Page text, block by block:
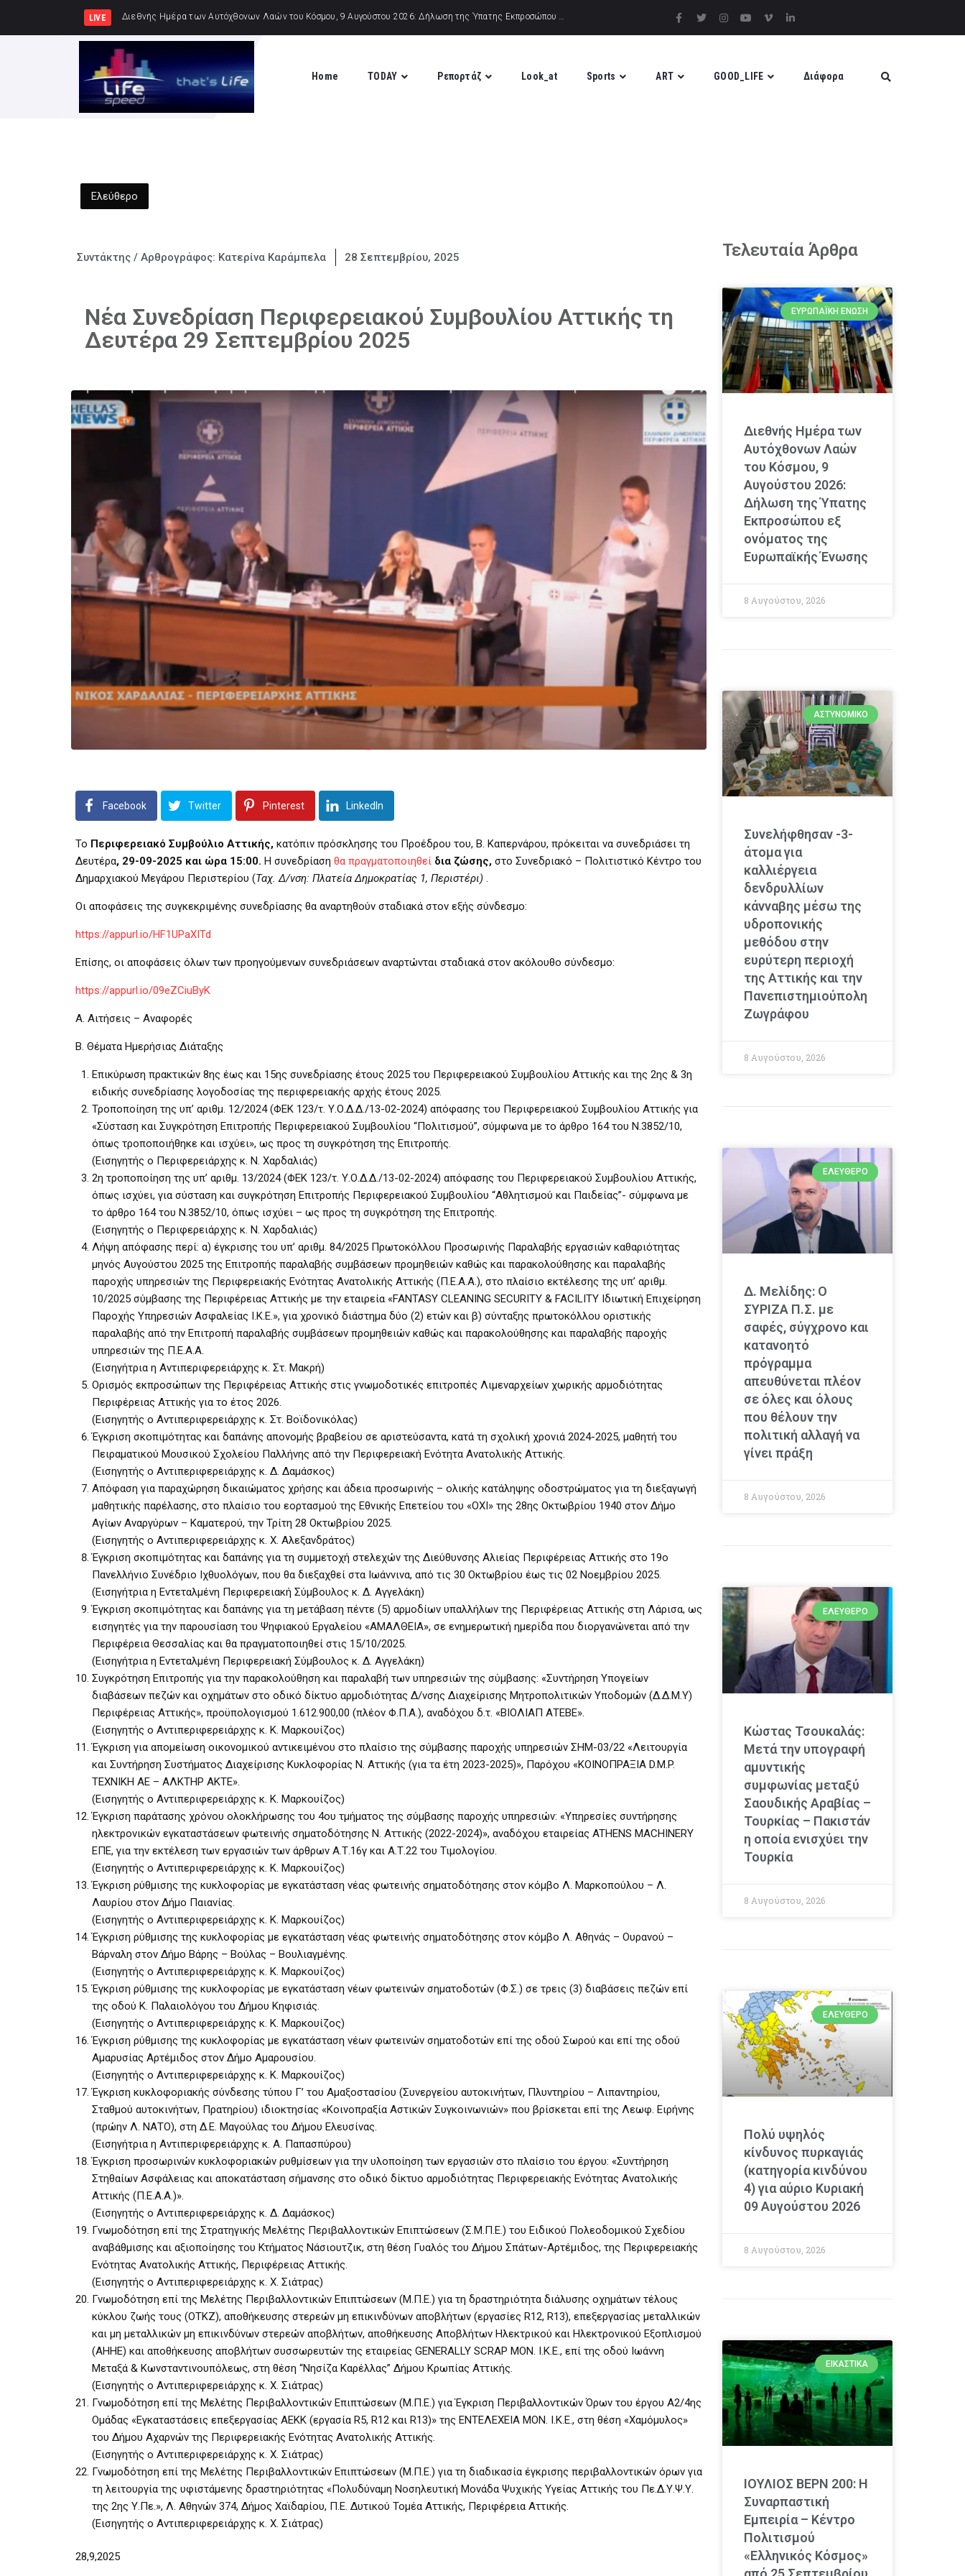
LIVE Συνελήφθησαν -3- άτομα για κ
Home TODAY Ρεπορτάζ Look_at Sports ART GOOD_LIFE Διάφορα
Ελεύθερο
Συντάκτης / Αρθρογράφος: Κατερίνα Καράμπελα 28 Σεπτεμβρίου, 2025
Νέα Συνεδρίαση Περιφερειακού Συμβουλίου Αττικής τη
Δευτέρα 29 Σεπτεμβρίου 2025
Facebook Twitter Pinterest LinkedIn
Το Περιφερειακό Συμβούλιο Αττικής, κατόπιν πρόσκλησης του Προέδρου του, Β. Καπερνάρου, πρόκειται να συνεδριάσει τη
Δευτέρα, 29-09-2025 και ώρα 15:00. Η συνεδρίαση θα πραγματοποιηθεί δια ζώσης, στο Συνεδριακό – Πολιτιστικό Κέντρο του
Δημαρχιακού Μεγάρου Περιστερίου (Ταχ. Δ/νση: Πλατεία Δημοκρατίας 1, Περιστέρι) .
Οι αποφάσεις της συγκεκριμένης συνεδρίασης θα αναρτηθούν σταδιακά στον εξής σύνδεσμο:
https://appurl.io/HF1UPaXITd
Επίσης, οι αποφάσεις όλων των προηγούμενων συνεδριάσεων αναρτώνται σταδιακά στον ακόλουθο σύνδεσμο:
https://appurl.io/09eZCiuByK
Α. Αιτήσεις – Αναφορές
Β. Θέματα Ημερήσιας Διάταξης
Επικύρωση πρακτικών 8ης έως και 15ης συνεδρίασης έτους 2025 του Περιφερειακού Συμβουλίου Αττικής και της 2ης & 3η
ειδικής συνεδρίασης λογοδοσίας της περιφερειακής αρχής έτους 2025.
Τροποποίηση της υπ’ αριθμ. 12/2024 (ΦΕΚ 123/τ. Υ.Ο.Δ.Δ./13-02-2024) απόφασης του Περιφερειακού Συμβουλίου Αττικής για
«Σύσταση και Συγκρότηση Επιτροπής Περιφερειακού Συμβουλίου “Πολιτισμού”, σύμφωνα με το άρθρο 164 του Ν.3852/10,
όπως τροποποιήθηκε και ισχύει», ως προς τη συγκρότηση της Επιτροπής.
(Εισηγητής ο Περιφερειάρχης κ. Ν. Χαρδαλιάς)
2η τροποποίηση της υπ’ αριθμ. 13/2024 (ΦΕΚ 123/τ. Υ.Ο.Δ.Δ./13-02-2024) απόφασης του Περιφερειακού Συμβουλίου Αττικής,
όπως ισχύει, για σύσταση και συγκρότηση Επιτροπής Περιφερειακού Συμβουλίου “Αθλητισμού και Παιδείας”- σύμφωνα με
το άρθρο 164 του Ν.3852/10, όπως ισχύει – ως προς τη συγκρότηση της Επιτροπής.
(Εισηγητής ο Περιφερειάρχης κ. Ν. Χαρδαλιάς)
Λήψη απόφασης περί: α) έγκρισης του υπ’ αριθμ. 84/2025 Πρωτοκόλλου Προσωρινής Παραλαβής εργασιών καθαριότητας
μηνός Αυγούστου 2025 της Επιτροπής παραλαβής συμβάσεων προμηθειών καθώς και παρακολούθησης και παραλαβής
παροχής υπηρεσιών της Περιφερειακής Ενότητας Ανατολικής Αττικής (Π.Ε.Α.Α.), στο πλαίσιο εκτέλεσης της υπ’ αριθμ.
10/2025 σύμβασης της Περιφέρειας Αττικής με την εταιρεία «FANTASY CLEANING SECURITY & FACILITY Ιδιωτική Επιχείρηση
Παροχής Υπηρεσιών Ασφαλείας I.K.E.», για χρονικό διάστημα δύο (2) ετών και β) σύνταξης πρωτοκόλλου οριστικής
παραλαβής από την Επιτροπή παραλαβής συμβάσεων προμηθειών καθώς και παρακολούθησης και παραλαβής παροχής
υπηρεσιών της Π.Ε.Α.Α.
(Εισηγήτρια η Αντιπεριφερειάρχης κ. Στ. Μακρή)
Ορισμός εκπροσώπων της Περιφέρειας Αττικής στις γνωμοδοτικές επιτροπές Λιμεναρχείων χωρικής αρμοδιότητας
Περιφέρειας Αττικής για το έτος 2026.
(Εισηγητής ο Αντιπεριφερειάρχης κ. Στ. Βοϊδονικόλας)
Έγκριση σκοπιμότητας και δαπάνης απονομής βραβείου σε αριστεύσαντα, κατά τη σχολική χρονιά 2024-2025, μαθητή του
Πειραματικού Μουσικού Σχολείου Παλλήνης από την Περιφερειακή Ενότητα Ανατολικής Αττικής.
(Εισηγητής ο Αντιπεριφερειάρχης κ. Δ. Δαμάσκος)
Απόφαση για παραχώρηση δικαιώματος χρήσης και άδεια προσωρινής – ολικής κατάληψης οδοστρώματος για τη διεξαγωγή
μαθητικής παρέλασης, στο πλαίσιο του εορτασμού της Εθνικής Επετείου του «ΟΧΙ» της 28ης Οκτωβρίου 1940 στον Δήμο
Αγίων Αναργύρων – Καματερού, την Τρίτη 28 Οκτωβρίου 2025.
(Εισηγητής ο Αντιπεριφερειάρχης κ. Χ. Αλεξανδράτος)
Έγκριση σκοπιμότητας και δαπάνης για τη συμμετοχή στελεχών της Διεύθυνσης Αλιείας Περιφέρειας Αττικής στο 19ο
Πανελλήνιο Συνέδριο Ιχθυολόγων, που θα διεξαχθεί στα Ιωάννινα, από τις 30 Οκτωβρίου έως τις 02 Νοεμβρίου 2025.
(Εισηγήτρια η Εντεταλμένη Περιφερειακή Σύμβουλος κ. Δ. Αγγελάκη)
Έγκριση σκοπιμότητας και δαπάνης για τη μετάβαση πέντε (5) αρμοδίων υπαλλήλων της Περιφέρειας Αττικής στη Λάρισα, ως
εισηγητές για την παρουσίαση του Ψηφιακού Εργαλείου «ΑΜΑΛΘΕΙΑ», σε ενημερωτική ημερίδα που διοργανώνεται από την
Περιφέρεια Θεσσαλίας και θα πραγματοποιηθεί στις 15/10/2025.
(Εισηγήτρια η Εντεταλμένη Περιφερειακή Σύμβουλος κ. Δ. Αγγελάκη)
Συγκρότηση Επιτροπής για την παρακολούθηση και παραλαβή των υπηρεσιών της σύμβασης: «Συντήρηση Υπογείων
διαβάσεων πεζών και οχημάτων στο οδικό δίκτυο αρμοδιότητας Δ/νσης Διαχείρισης Μητροπολιτικών Υποδομών (Δ.Δ.Μ.Υ)
Περιφέρειας Αττικής», προϋπολογισμού 1.612.900,00 (πλέον Φ.Π.Α.), αναδόχου δ.τ. «ΒΙΟΛΙΑΠ ΑΤΕΒΕ».
(Εισηγητής ο Αντιπεριφερειάρχης κ. Κ. Μαρκουίζος)
Έγκριση για απομείωση οικονομικού αντικειμένου στο πλαίσιο της σύμβασης παροχής υπηρεσιών ΣΗΜ-03/22 «Λειτουργία
και Συντήρηση Συστήματος Διαχείρισης Κυκλοφορίας Ν. Αττικής (για τα έτη 2023-2025)», Παρόχου «ΚΟΙΝΟΠΡΑΞΙΑ D.M.P.
ΤΕΧΝΙΚΗ ΑΕ – ΑΛΚΤΗΡ ΑΚΤΕ».
(Εισηγητής ο Αντιπεριφερειάρχης κ. Κ. Μαρκουίζος)
Έγκριση παράτασης χρόνου ολοκλήρωσης του 4ου τμήματος της σύμβασης παροχής υπηρεσιών: «Υπηρεσίες συντήρησης
ηλεκτρονικών εγκαταστάσεων φωτεινής σηματοδότησης Ν. Αττικής (2022-2024)», αναδόχου εταιρείας ATHENS MACHINERY
ΕΠΕ, για την εκτέλεση των εργασιών των άρθρων Α.Τ.16γ και Α.Τ.22 του Τιμολογίου.
(Εισηγητής ο Αντιπεριφερειάρχης κ. Κ. Μαρκουίζος)
Έγκριση ρύθμισης της κυκλοφορίας με εγκατάσταση νέας φωτεινής σηματοδότησης στον κόμβο Λ. Μαρκοπούλου – Λ.
Λαυρίου στον Δήμο Παιανίας.
(Εισηγητής ο Αντιπεριφερειάρχης κ. Κ. Μαρκουίζος)
Έγκριση ρύθμισης της κυκλοφορίας με εγκατάσταση νέας φωτεινής σηματοδότησης στον κόμβο Λ. Αθηνάς – Ουρανού –
Βάρναλη στον Δήμο Βάρης – Βούλας – Βουλιαγμένης.
(Εισηγητής ο Αντιπεριφερειάρχης κ. Κ. Μαρκουίζος)
Έγκριση ρύθμισης της κυκλοφορίας με εγκατάσταση νέων φωτεινών σηματοδοτών (Φ.Σ.) σε τρεις (3) διαβάσεις πεζών επί
της οδού Κ. Παλαιολόγου του Δήμου Κηφισιάς.
(Εισηγητής ο Αντιπεριφερειάρχης κ. Κ. Μαρκουίζος)
Έγκριση ρύθμισης της κυκλοφορίας με εγκατάσταση νέων φωτεινών σηματοδοτών επί της οδού Σωρού και επί της οδού
Αμαρυσίας Αρτέμιδος στον Δήμο Αμαρουσίου.
(Εισηγητής ο Αντιπεριφερειάρχης κ. Κ. Μαρκουίζος)
Έγκριση κυκλοφοριακής σύνδεσης τύπου Γ’ του Αμαξοστασίου (Συνεργείου αυτοκινήτων, Πλυντηρίου – Λιπαντηρίου,
Σταθμού αυτοκινήτων, Πρατηρίου) ιδιοκτησίας «Κοινοπραξία Αστικών Συγκοινωνιών» που βρίσκεται επί της Λεωφ. Ειρήνης
(πρώην Λ. ΝΑΤΟ), στη Δ.Ε. Μαγούλας του Δήμου Ελευσίνας.
(Εισηγήτρια η Αντιπεριφερειάρχης κ. Α. Παπασπύρου)
Έγκριση προσωρινών κυκλοφοριακών ρυθμίσεων για την υλοποίηση των εργασιών στο πλαίσιο του έργου: «Συντήρηση
Στηθαίων Ασφάλειας και αποκατάσταση σήμανσης στο οδικό δίκτυο αρμοδιότητας Περιφερειακής Ενότητας Ανατολικής
Αττικής (Π.Ε.Α.Α.)».
(Εισηγητής ο Αντιπεριφερειάρχης κ. Δ. Δαμάσκος)
Γνωμοδότηση επί της Στρατηγικής Μελέτης Περιβαλλοντικών Επιπτώσεων (Σ.Μ.Π.Ε.) του Ειδικού Πολεοδομικού Σχεδίου
αναβάθμισης και αξιοποίησης του Κτήματος Νάσιουτζικ, στη θέση Γυαλός του Δήμου Σπάτων-Αρτέμιδος, της Περιφερειακής
Ενότητας Ανατολικής Αττικής, Περιφέρειας Αττικής.
(Εισηγητής ο Αντιπεριφερειάρχης κ. Χ. Σιάτρας)
Γνωμοδότηση επί της Μελέτης Περιβαλλοντικών Επιπτώσεων (Μ.Π.Ε.) για τη δραστηριότητα διάλυσης οχημάτων τέλους
κύκλου ζωής τους (ΟΤΚΖ), αποθήκευσης στερεών μη επικινδύνων αποβλήτων (εργασίες R12, R13), επεξεργασίας μεταλλικών
και μη μεταλλικών μη επικινδύνων στερεών αποβλήτων, αποθήκευσης Αποβλήτων Ηλεκτρικού και Ηλεκτρονικού Εξοπλισμού
(ΑΗΗΕ) και αποθήκευσης αποβλήτων συσσωρευτών της εταιρείας GENERALLY SCRAP ΜΟΝ. I.K.Ε., επί της οδού Ιωάννη
Μεταξά & Κωνσταντινουπόλεως, στη θέση “Νησίζα Καρέλλας” Δήμου Κρωπίας Αττικής.
(Εισηγητής ο Αντιπεριφερειάρχης κ. Χ. Σιάτρας)
Γνωμοδότηση επί της Μελέτης Περιβαλλοντικών Επιπτώσεων (Μ.Π.Ε.) για Έγκριση Περιβαλλοντικών Όρων του έργου Α2/4ης
Ομάδας «Εγκαταστάσεις επεξεργασίας ΑΕΚΚ (εργασία R5, R12 και R13)» της ΕΝΤΕΛΕΧΕΙΑ ΜΟΝ. Ι.Κ.Ε., στη θέση «Χαμόμυλος»
του Δήμου Αχαρνών της Περιφερειακής Ενότητας Ανατολικής Αττικής.
(Εισηγητής ο Αντιπεριφερειάρχης κ. Χ. Σιάτρας)
Γνωμοδότηση επί της Μελέτης Περιβαλλοντικών Επιπτώσεων (Μ.Π.Ε.) για τη διαδικασία έγκρισης περιβαλλοντικών όρων για
τη λειτουργία της υφιστάμενης δραστηριότητας «Πολυδύναμη Νοσηλευτική Μονάδα Ψυχικής Υγείας Αττικής του Πε.Δ.Υ.Ψ.Υ.
της 2ης Υ.Πε.», Λ. Αθηνών 374, Δήμος Χαϊδαρίου, Π.Ε. Δυτικού Τομέα Αττικής, Περιφέρεια Αττικής.
(Εισηγητής ο Αντιπεριφερειάρχης κ. Χ. Σιάτρας)
28,9,2025
Τελευταία Άρθρα
ΕΥΡΩΠΑΪΚΉ ΈΝΩΣΗ
Διεθνής Ημέρα των
Αυτόχθονων Λαών
του Κόσμου, 9
Αυγούστου 2026:
Δήλωση της Ύπατης
Εκπροσώπου εξ
ονόματος της
Ευρωπαϊκής Ένωσης
8 Αυγούστου, 2026
ΑΣΤΥΝΟΜΙΚΌ
Συνελήφθησαν -3-
άτομα για
καλλιέργεια
δενδρυλλίων
κάνναβης μέσω της
υδροπονικής
μεθόδου στην
ευρύτερη περιοχή
της Αττικής και την
Πανεπιστημιούπολη
Ζωγράφου
8 Αυγούστου, 2026
ΕΛΕΎΘΕΡΟ
Δ. Μελίδης: Ο
ΣΥΡΙΖΑ Π.Σ. με
σαφές, σύγχρονο και
κατανοητό
πρόγραμμα
απευθύνεται πλέον
σε όλες και όλους
που θέλουν την
πολιτική αλλαγή να
γίνει πράξη
8 Αυγούστου, 2026
ΕΛΕΎΘΕΡΟ
Κώστας Τσουκαλάς:
Μετά την υπογραφή
αμυντικής
συμφωνίας μεταξύ
Σαουδικής Αραβίας –
Τουρκίας – Πακιστάν
η οποία ενισχύει την
Τουρκία
8 Αυγούστου, 2026
ΕΛΕΎΘΕΡΟ
Πολύ υψηλός
κίνδυνος πυρκαγιάς
(κατηγορία κινδύνου
4) για αύριο Κυριακή
09 Αυγούστου 2026
8 Αυγούστου, 2026
ΕΙΚΑΣΤΙΚΆ
ΙΟΥΛΙΟΣ ΒΕΡΝ 200: Η
Συναρπαστική
Εμπειρία – Κέντρο
Πολιτισμού
«Ελληνικός Κόσμος»